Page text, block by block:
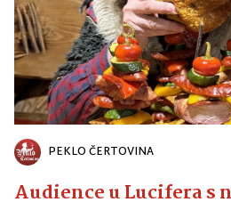
PEKLO ČERTOVINA
Audience u Lucifera s